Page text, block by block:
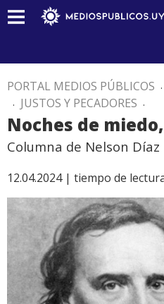
PORTAL MEDIOS PÚBLICOS .
. JUSTOS Y PECADORES .
Noches de
Columna de Nelson Díaz
12.04.2024 | tiempo de